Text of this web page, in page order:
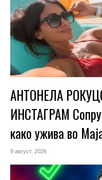
АНТОНЕЛА
ИНСТАГРАМ
како ужива во
9 август, 2026